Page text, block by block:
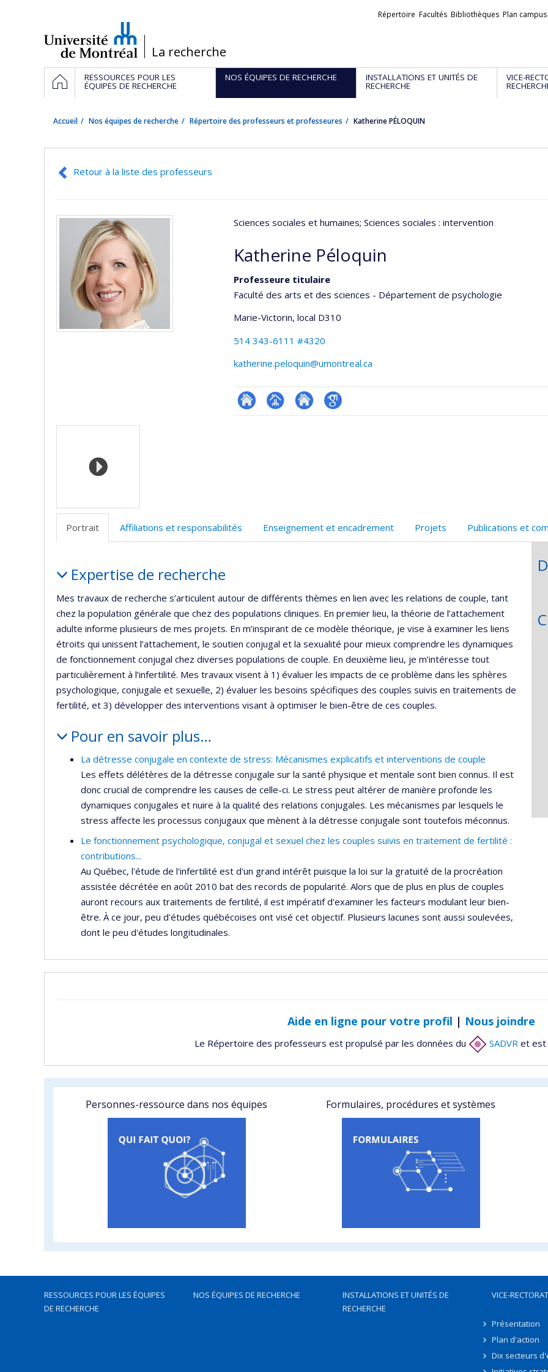
/La recherche
Liens
Répertoire Facultés Bibliothèques Plan campus
Navigation
principale
ACCUEILRESSOURCES POUR LES
ÉQUIPES DE RECHERCHE
NOS ÉQUIPES DE RECHERCHE INSTALLATIONS ET UNITÉS DE
RECHERCHE
VICE-
Accueil Nos équipes de recherche Répertoire des professeurs et professeures Katherine PÉLOQUIN
Retour à la liste des professeurs
Sciences sociales et humaines; Sciences sociales : intervention
Katherine Péloquin
Professeure titulaire
Faculté des arts et des sciences - Département de psychologie
Marie-Victorin, local D310
514 343-6111 #4320
katherine.peloquin@umontreal.ca
ResearchGate
Page Site
Google
Médias
Portrait Affiliations et responsabilités Enseignement et encadrement Projets Publications et
Expertise de recherche
Mes travaux de recherche s’articulent autour de différents thèmes en lien avec les relations de couple, tant
chez la population générale que chez des populations cliniques. En premier lieu, la théorie de l’attachement
adulte informe plusieurs de mes projets. En m’inspirant de ce modèle théorique, je vise à examiner les liens
étroits qui unissent l’attachement, le soutien conjugal et la sexualité pour mieux comprendre les dynamiques
de fonctionnement conjugal chez diverses populations de couple. En deuxième lieu, je m’intéresse tout
particulièrement à l’infertilité. Mes travaux visent à 1) évaluer les impacts de ce problème dans les sphères
psychologique, conjugale et sexuelle, 2) évaluer les besoins spécifiques des couples suivis en traitements de
fertilité, et 3) développer des interventions visant à optimiser le bien-être de ces couples.
Pour en savoir plus…
La détresse conjugale en contexte de stress: Mécanismes explicatifs et interventions de couple
Les effets délétères de la détresse conjugale sur la santé physique et mentale sont bien connus. Il est
donc crucial de comprendre les causes de celle-ci. Le stress peut altérer de manière profonde les
dynamiques conjugales et nuire à la qualité des relations conjugales. Les mécanismes par lesquels le
stress affecte les processus conjugaux que mènent à la détresse conjugale sont toutefois méconnus.
Le fonctionnement psychologique, conjugal et sexuel chez les couples suivis en traitement de fertilité :
contributions...
Au Québec, l'étude de l'infertilité est d'un grand intérêt puisque la loi sur la gratuité de la procréation
assistée décrétée en août 2010 bat des records de popularité. Alors que de plus en plus de couples
auront recours aux traitements de fertilité, il est impératif d'examiner les facteurs modulant leur bien-
être. À ce jour, peu d'études québécoises ont visé cet objectif. Plusieurs lacunes sont aussi soulevées,
dont le peu d'études longitudinales.
Aide en ligne pour votre profil | Nous joindre
Le Répertoire des professeurs est propulsé par les données du SADVRet est
Personnes-ressource dans nos équipes Formulaires, procédures et systèmes
RESSOURCES POUR LES ÉQUIPES
DE RECHERCHE
NOS ÉQUIPES DE RECHERCHE
INSTALLATIONS ET UNITÉS DE
RECHERCHE
VICE-
Présentation
Plan d'action
Dix secteurs